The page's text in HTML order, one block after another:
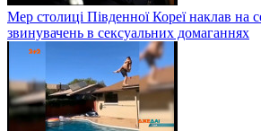
Мер столиці Південної Кореї наклав на
звинувачень в сексуальних домаганнях